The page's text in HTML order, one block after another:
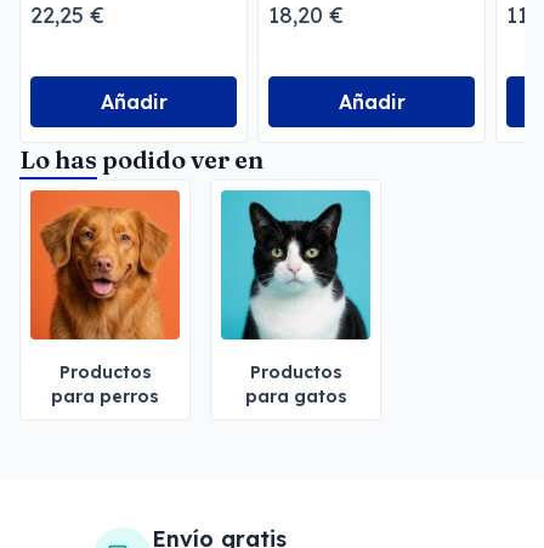
22,25 €
Añadir
18,20 €
Añadir
Lo has podido ver en
Productos
para perros
Productos
para gatos
Envío gratis